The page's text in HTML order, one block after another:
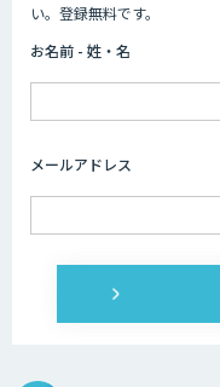
い。登録無料です。
お名前 - 姓・名
メールアドレス